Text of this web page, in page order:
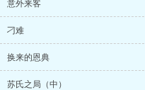
了这四个人。“青黛……”这是
欲的丞相。“黛儿。”这是风流
眷隆重的王爷。古代系统np
的！！雷者慎入。架空古代，
黑心白莲，心狠。前期有两场
意外来客
刁难
换来的恩典
苏氏之局（中）